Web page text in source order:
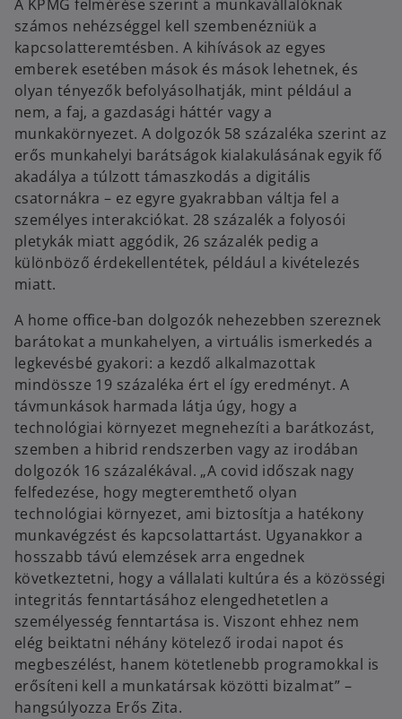
A KPMG felmérése szerint a munkavállalóknak
számos nehézséggel kell szembenézniük a
kapcsolatteremtésben. A kihívások az egyes
emberek esetében mások és mások lehetnek, és
olyan tényezők befolyásolhatják, mint például a
nem, a faj, a gazdasági háttér vagy a
munkakörnyezet. A dolgozók 58 százaléka szerint az
erős munkahelyi barátságok kialakulásának egyik fő
akadálya a túlzott támaszkodás a digitális
csatornákra – ez egyre gyakrabban váltja fel a
személyes interakciókat. 28 százalék a folyosói
pletykák miatt aggódik, 26 százalék pedig a
különböző érdekellentétek, például a kivételezés
miatt.
A home office-ban dolgozók nehezebben szereznek
barátokat a munkahelyen, a virtuális ismerkedés a
legkevésbé gyakori: a kezdő alkalmazottak
mindössze 19 százaléka ért el így eredményt. A
távmunkások harmada látja úgy, hogy a
technológiai környezet megnehezíti a barátkozást,
szemben a hibrid rendszerben vagy az irodában
dolgozók 16 százalékával. „A covid időszak nagy
felfedezése, hogy megteremthető olyan
technológiai környezet, ami biztosítja a hatékony
munkavégzést és kapcsolattartást. Ugyanakkor a
hosszabb távú elemzések arra engednek
következtetni, hogy a vállalati kultúra és a közösségi
integritás fenntartásához elengedhetetlen a
személyesség fenntartása is. Viszont ehhez nem
elég beiktatni néhány kötelező irodai napot és
megbeszélést, hanem kötetlenebb programokkal is
erősíteni kell a munkatársak közötti bizalmat” –
hangsúlyozza Erős Zita.